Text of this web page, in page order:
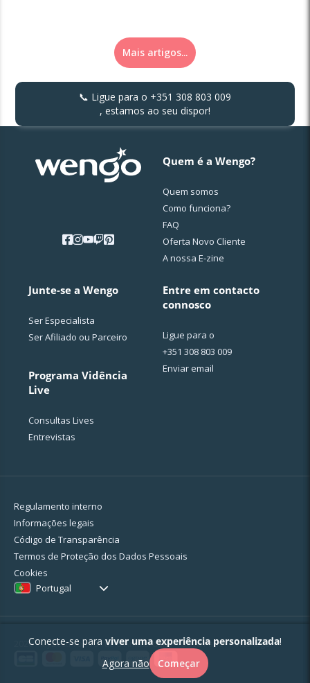
Mais artigos...
📞 Ligue para o +351 308 803 009
, estamos ao seu dispor!
Quem é a Wengo?
Quem somos
Como funciona?
FAQ
Oferta Novo Cliente
A nossa E-zine
Junte-se a Wengo
Ser Especialista
Ser Afiliado ou Parceiro
Programa Vidência
Live
Consultas Lives
Entrevistas
Entre em contacto
connosco
Ligue para o
+351 308 803 009
Enviar email
Regulamento interno
Informações legais
Código de Transparência
Termos de Proteção dos Dados Pessoais
Cookies
Portugal
2026 - MyBestPro - 75 rue d'Amsterdam - 75008 Paris -Aviso legal
Conecte-se para viver uma experiência personalizada!
Agora não
Começar